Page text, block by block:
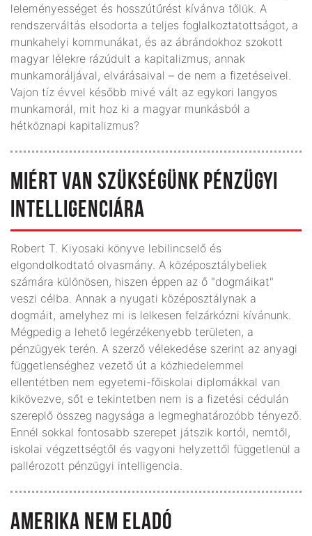
leleményességet és hosszútűrést kívánva tőlük. A
rendszerváltás elsodorta a teljes foglalkoztatottságot, a
munkahelyi kommunákat, és az ábrándokhoz szokott
magyar lélekre rázúdult a kapitalizmus, annak
munkamoráljával, elvárásaival – de nem a fizetéseivel.
Vajon tíz évvel később mivé vált az egykori langyos
munkamorál, mit hoz ki a magyar munkásból a
hétköznapi kapitalizmus?
MIÉRT VAN SZÜKSÉGÜNK PÉNZÜGYI
INTELLIGENCIÁRA
Robert T. Kiyosaki könyve lebilincselő és
elgondolkodtató olvasmány. A középosztálybeliek
számára különösen, hiszen éppen az ő "dogmáikat"
veszi célba. Annak a nyugati középosztálynak a
dogmáit, amelyhez mi is lelkesen felzárkózni kívánunk.
Mégpedig a lehető legérzékenyebb területen, a
pénzügyek terén. A szerző vélekedése szerint az anyagi
függetlenséghez vezető út a közhiedelemmel
ellentétben nem egyetemi-főiskolai diplomákkal van
kikövezve, sőt e tekintetben nem is a fizetési cédulán
szereplő összeg nagysága a legmeghatározóbb tényező.
Ennél sokkal fontosabb szerepet játszik kortól, nemtől,
iskolai végzettségtől és vagyoni helyzettől függetlenül a
pallérozott pénzügyi intelligencia.
AMERIKA NEM ELADÓ